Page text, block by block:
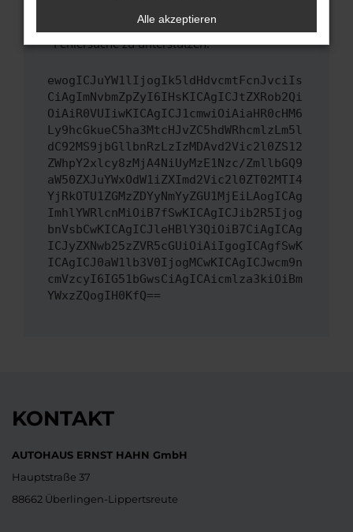
uns diesen Text schicken, um uns bei der
Fehlersuche zu unterstützen:
ewogICJuYW1lIjogIk5ldHdvcmtFcnJvciIs
CiAgImNvbmZpZyI6IHsKICAgICJtZXRob2Qi
OiAiR0VUIiwKICAgICJ1cmwiOiAiaHR0cHM6
Ly9hcGkueC5ha3MtcHJvZC5hdWRhcmlzLm5l
dC92MS9jbGllbnRzLzIzMDAvd2Vic2l0ZS12
ZWhpY2xlcy8zMjA4NiUyMzE1Nzc/ZmllbGQ9
aW50ZXJuYWxOdW1iZXImd2Vic2l0ZT02MTI4
YjRkOTU1ZGMzZDYyNmYyZGU1MjEiLAogICAg
ImhlYWRlcnMiOiB7fSwKICAgICJib2R5Ijog
bnVsbCwKICAgICJleHBlY3QiOiB7CiAgICAg
ICJyZXNwb25zZVR5cGUiOiAiIgogICAgfSwK
ICAgICJ0aW1lb3V0IjogMCwKICAgICJwcm9n
cmVzcyI6IG51bGwsCiAgICAicmlza3kiOiBm
YWxzZQogIH0KfQ==
KONTAKT
AUTOHAUS ERNST HAHN GmbH
Hauptstraße 37
88662 Überlingen-Lippertsreute
Alle akzeptieren